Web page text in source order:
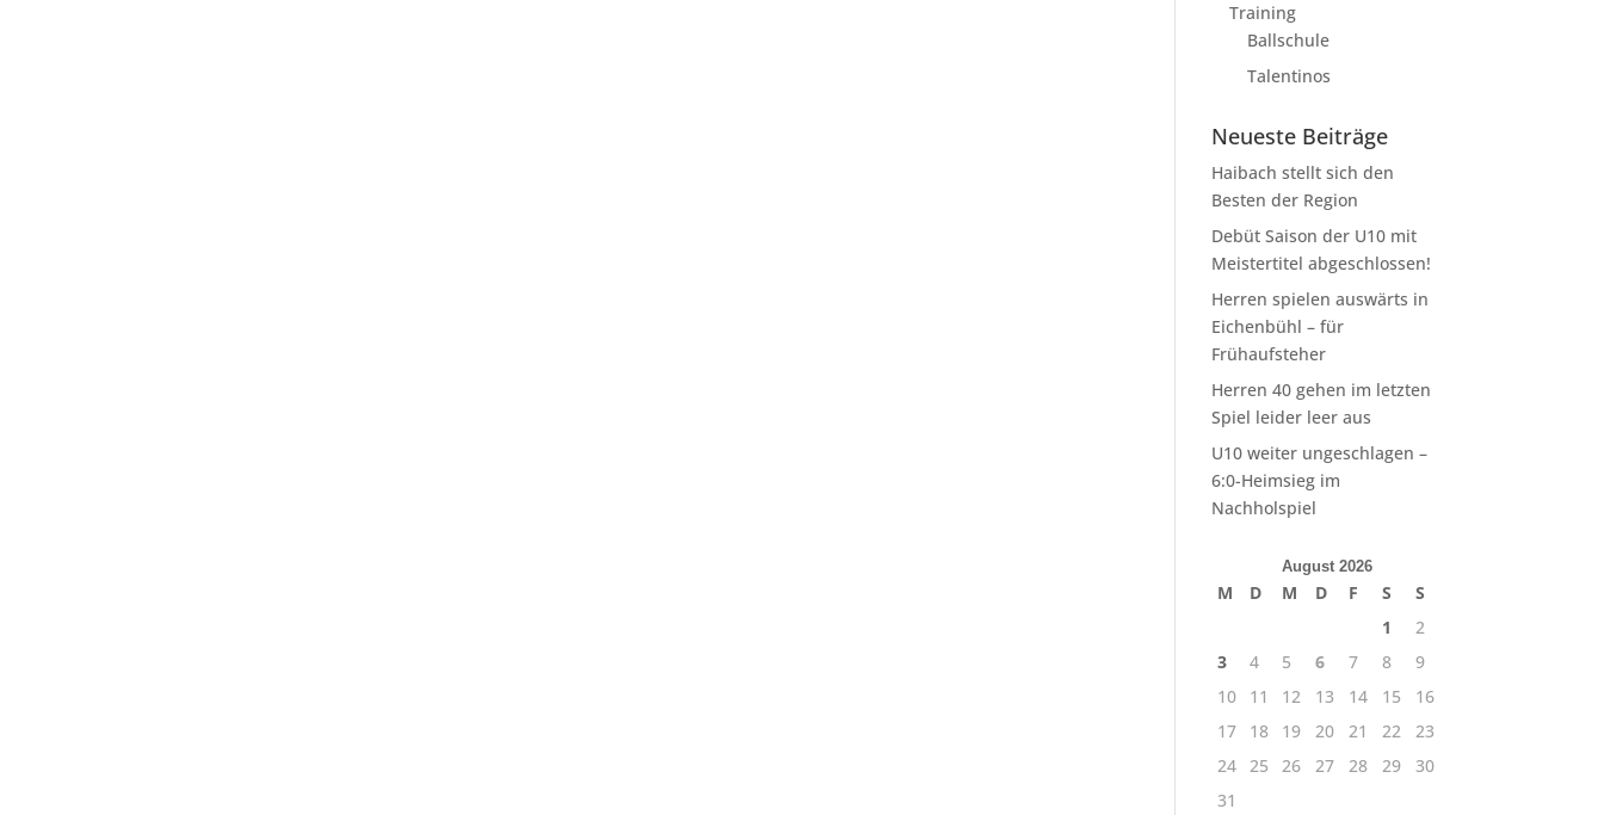
Training
Ballschule
Talentinos
Neueste Beiträge
Haibach stellt sich den
Besten der Region
Debüt Saison der U10 mit
Meistertitel abgeschlossen!
Herren spielen auswärts in
Eichenbühl – für
Frühaufsteher
Herren 40 gehen im letzten
Spiel leider leer aus
U10 weiter ungeschlagen –
6:0-Heimsieg im
Nachholspiel
August 2026
M D M D F S
S
1
2
3
4 5 6 7 8
9
10
11 12 13 14 15
16
17
18 19 20 21 22
23
24 25 26 27 28 29
30
31